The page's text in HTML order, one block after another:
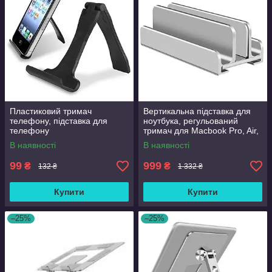
Пластиковий тримач
телефону, підставка для
телефону
В наявності
99 ₴ 132 ₴
Купити
Вертикальна підставка для
ноутбука, регульований
тримач для Macbook Pro, Air,
Lenovo, Huawei, HP, Dell.
В наявності
999 ₴ 1 332 ₴
Купити
–25% –25%